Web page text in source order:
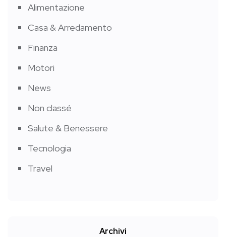
Alimentazione
Casa & Arredamento
Finanza
Motori
News
Non classé
Salute & Benessere
Tecnologia
Travel
Archivi